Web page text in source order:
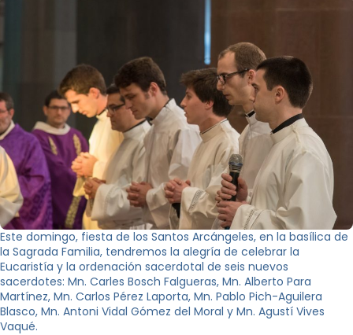
Este domingo, fiesta de los Santos Arcángeles, en la basílica de
la Sagrada Familia, tendremos la alegría de celebrar la
Eucaristía y la ordenación sacerdotal de seis nuevos
sacerdotes: Mn. Carles Bosch Falgueras, Mn. Alberto Para
Martínez, Mn. Carlos Pérez Laporta, Mn. Pablo Pich-Aguilera
Blasco, Mn. Antoni Vidal Gómez del Moral y Mn. Agustí Vives
Vaqué.